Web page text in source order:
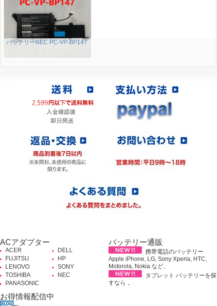
バッテリーNEC PC-VP-BP147
ACアダプター
ACER
DELL
FUJITSU
HP
LENOVO
SONY
TOSHIBA
NEC
PANASONIC
バッテリー通販
携帯電話のバッテリー
Apple iPhone, LG, Sony Xperia, HTC,
Motorola, Nokia など、
タブレット バッテリーを探
すなら 。
お得情報配信中